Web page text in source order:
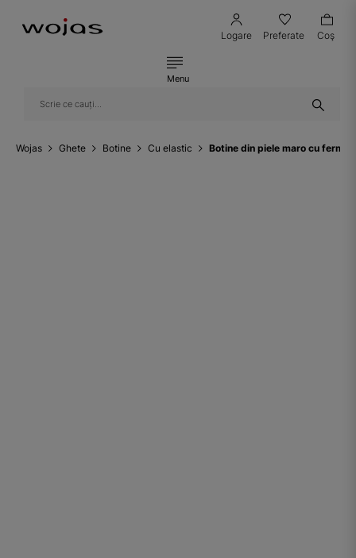
Logare Preferate Coş
Menu
Wojas Ghete Botine Cu elastic Botine din piele maro cu